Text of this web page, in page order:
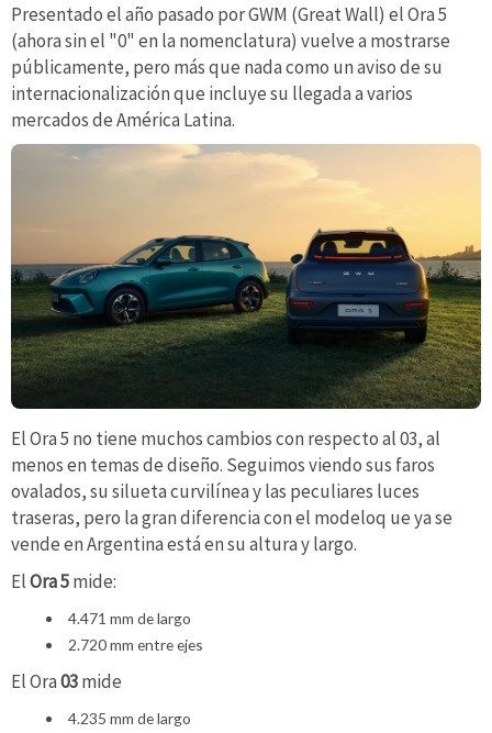
Presentado el año pasado por GWM (Great Wall) el Ora 5
(ahora sin el "0" en la nomenclatura) vuelve a mostrarse
públicamente, pero más que nada como un aviso de su
internacionalización que incluye su llegada a varios
mercados de América Latina.
El Ora 5 no tiene muchos cambios con respecto al 03, al
menos en temas de diseño. Seguimos viendo sus faros
ovalados, su silueta curvilínea y las peculiares luces
traseras, pero la gran diferencia con el modeloq ue ya se
vende en Argentina está en su altura y largo.
ElOra 5mide:
4.471 mm de largo
2.720 mm entre ejes
El Ora03mide
4.235 mm de largo